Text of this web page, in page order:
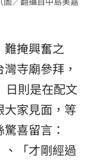
難掩興奮之
寺廟參拜，
日則是在配文
大家見面，等
喜留言：
、「才剛經過